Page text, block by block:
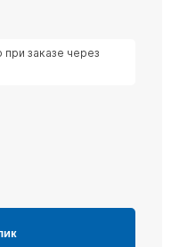
заказе через